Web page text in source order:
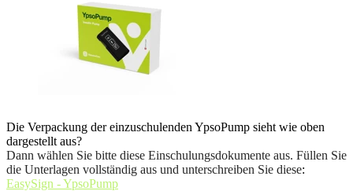
Die Verpackung der einzuschulenden YpsoPump sieht wie oben
dargestellt aus?
Dann wählen Sie bitte diese Einschulungsdokumente aus. Füllen Sie
die Unterlagen vollständig aus und unterschreiben Sie diese:
EasySign - YpsoPump